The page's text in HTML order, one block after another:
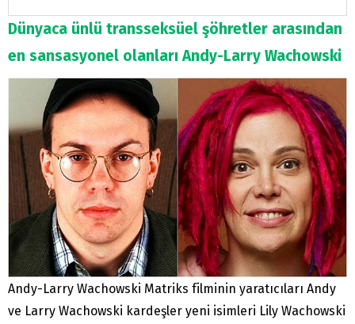
Dünyaca ünlü transseksüel şöhretler arasından
en sansasyonel olanları Andy-Larry Wachowski
Andy-Larry Wachowski Matriks filminin yaratıcıları Andy
ve Larry Wachowski kardeşler yeni isimleri Lily Wachowski